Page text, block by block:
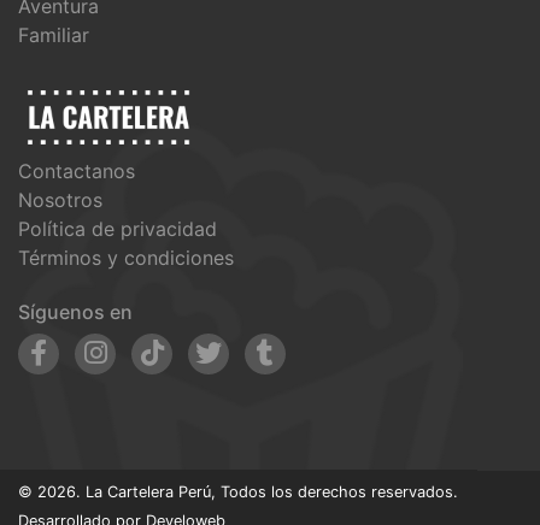
Aventura
Familiar
Contactanos
Nosotros
Política de privacidad
Términos y condiciones
Síguenos en
© 2026. La Cartelera Perú, Todos los derechos reservados.
Desarrollado por Develoweb